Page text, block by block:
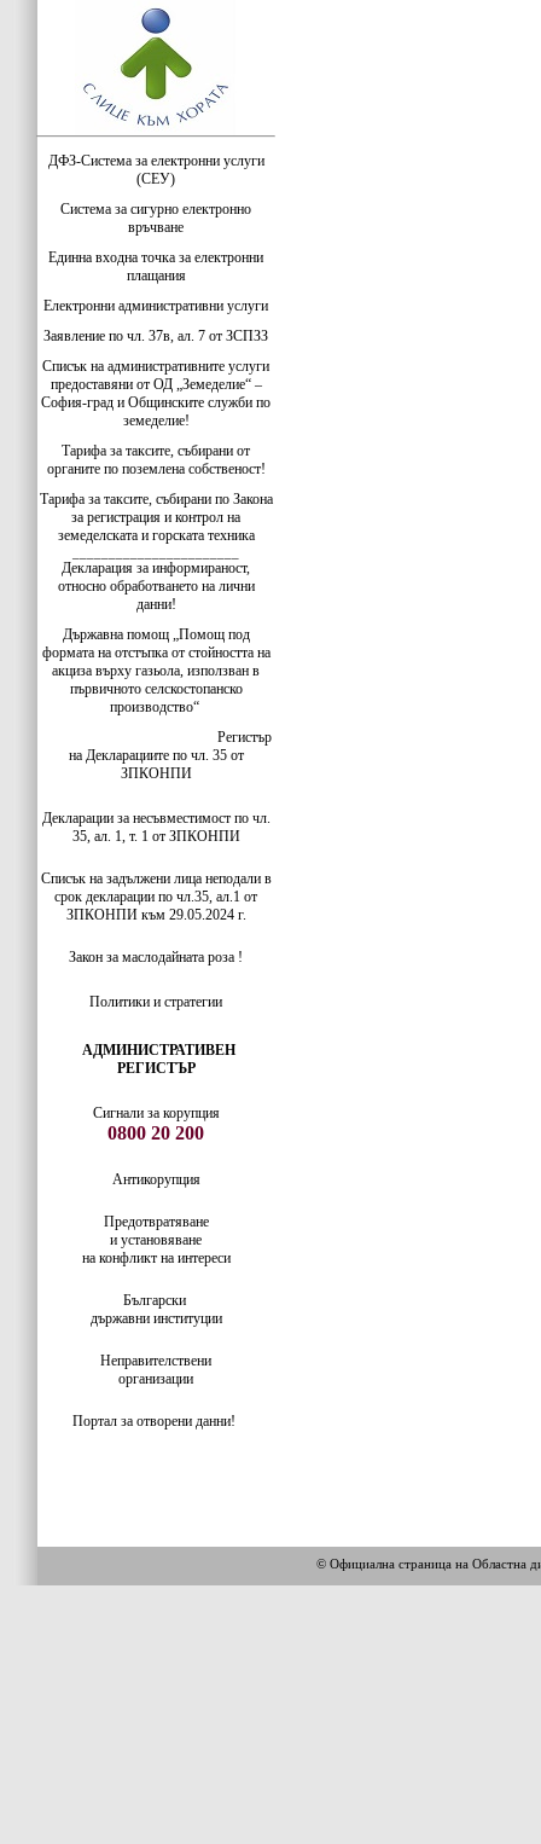
ДФЗ-Система за електронни услуги
(СЕУ)
Система за сигурно електронно
връчване
Единна входна точка за електронни
плащания
Електронни административни услуги
Заявление по чл. 37в, ал. 7 от ЗСПЗЗ
Списък на административните услуги
предоставяни от ОД „Земеделие“ –
София-град и Общинските служби по
земеделие!
Тарифа за таксите, събирани от
органите по поземлена собственост!
Тарифа за таксите, събирани по Закона
за регистрация и контрол на
земеделската и горската техника
Декларация за информираност,
относно обработването на лични
данни!
Държавна помощ „Помощ под
формата на отстъпка от стойността на
акциза върху газьола, използван в
първичното селскостопанско
производство“
Регистър
на Декларациите по чл. 35 от
ЗПКОНПИ
Декларации за несъвместимост по чл.
35, ал. 1, т. 1 от ЗПКОНПИ
Списък на задължени лица неподали в
срок декларации по чл.35, ал.1 от
ЗПКОНПИ към 29.05.2024 г.
Закон за маслодайната роза !
Политики и стратегии
АДМИНИСТРАТИВЕН
РЕГИСТЪР
Сигнали за корупция
0800 20 200
Антикорупция
Предотвратяване
и установяване
на конфликт на интереси
Български
държавни институции
Неправителствени
организации
Портал за отворени данни!
© Официална страница на